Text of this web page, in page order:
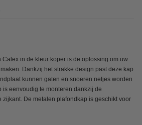
Calex in de kleur koper is de oplossing om uw
Dankzij het strakke design past deze kap
kunnen gaten en snoeren netjes worden
is eenvoudig te monteren dankzij de
De metalen plafondkap is geschikt voor